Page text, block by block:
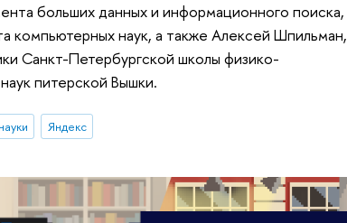
больших данных и информационного поиска,
компьютерных наук, а также Алексей Шпильман,
Санкт-Петербургской школы физико-
питерской Вышки.
Яндекс